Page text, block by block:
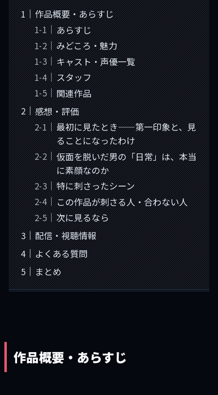
作品概要・あらすじ
あらすじ
みどころ・魅力
キャスト・声優一覧
スタッフ
関連作品
感想・評価
最初に見たとき——第一印象と、見
ることになったわけ
仮面を脱いだ男の「日常」は、本当
に素顔なのか
特に刺さったシーン
この作品が刺さる人・合わない人
次に見るなら
配信・視聴情報
よくある質問
まとめ
作品概要・あらすじ